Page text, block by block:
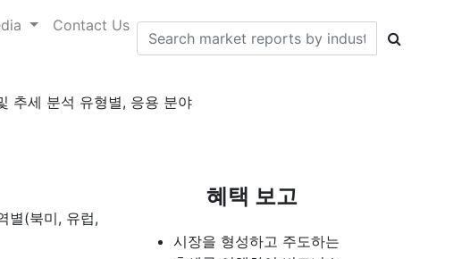
Contact Us
추세 분석 유형별, 응용 분야
별(북미, 유럽,
혜택 보고
시장을 형성하고 주도하는